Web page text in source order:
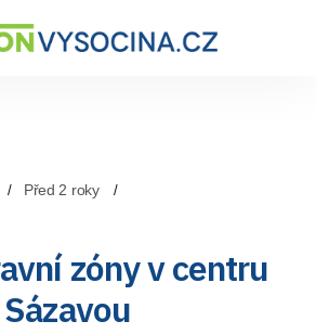
Před 2 roky
zóny v centru